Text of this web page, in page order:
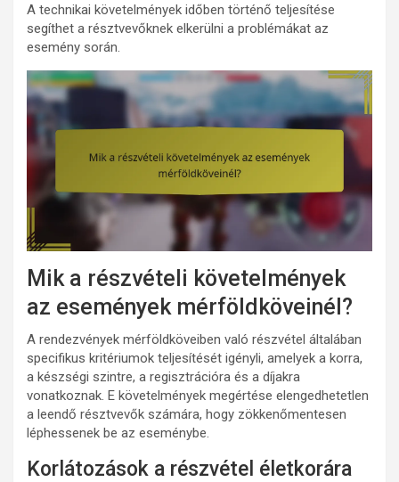
A technikai követelmények időben történő teljesítése
segíthet a résztvevőknek elkerülni a problémákat az
esemény során.
Mik a részvételi követelmények
az események mérföldköveinél?
A rendezvények mérföldköveiben való részvétel általában
specifikus kritériumok teljesítését igényli, amelyek a korra,
a készségi szintre, a regisztrációra és a díjakra
vonatkoznak. E követelmények megértése elengedhetetlen
a leendő résztvevők számára, hogy zökkenőmentesen
léphessenek be az eseménybe.
Korlátozások a részvétel életkorára